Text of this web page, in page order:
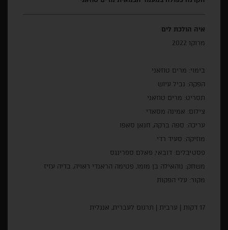
איה הולכת לים
מרוקו 2022
בימוי: מרים טוזאני
הפקה: נביל עיוש
תסריט: מרים טוזאני
צילום: אמינה מסאדי
עריכה: ספה ברקה, חנאן סאפו
מוזיקה: סעיד רדי
פסטיבלים: דובאי, פאלם ספרינגס
משחק: נוהאילה בן מומו, פטימה הראנדי ראויה, בדיה עזיז
מקור: עלי הפקות
17 דקות | ערבית | תרגום לעברית, אנגלית